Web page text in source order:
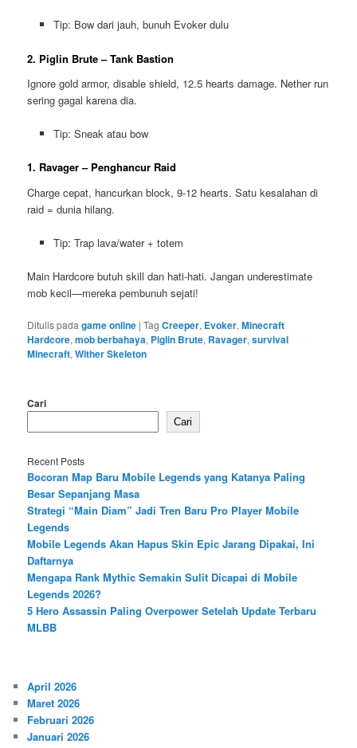
Tip: Bow dari jauh, bunuh Evoker dulu
2. Piglin Brute – Tank Bastion
Ignore gold armor, disable shield, 12.5 hearts damage. Nether run
sering gagal karena dia.
Tip: Sneak atau bow
1. Ravager – Penghancur Raid
Charge cepat, hancurkan block, 9-12 hearts. Satu kesalahan di
raid = dunia hilang.
Tip: Trap lava/water + totem
Main Hardcore butuh skill dan hati-hati. Jangan underestimate
mob kecil—mereka pembunuh sejati!
Ditulis pada game online |Tag Creeper, Evoker,Minecraft
Hardcore,mob berbahaya, Piglin Brute, Ravager,survival
Minecraft,Wither Skeleton
Cari
Cari
Recent Posts
Bocoran Map Baru Mobile Legends yang Katanya Paling
Besar Sepanjang Masa
Strategi “Main Diam” Jadi Tren Baru Pro Player Mobile
Legends
Mobile Legends Akan Hapus Skin Epic Jarang Dipakai, Ini
Daftarnya
Mengapa Rank Mythic Semakin Sulit Dicapai di Mobile
Legends 2026?
5 Hero Assassin Paling Overpower Setelah Update Terbaru
MLBB
April 2026
Maret 2026
Februari 2026
Januari 2026